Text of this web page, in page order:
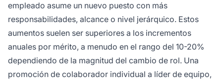
empleado asume un nuevo puesto con más
responsabilidades, alcance o nivel jerárquico. Estos
aumentos suelen ser superiores a los incrementos
anuales por mérito, a menudo en el rango del 10-20%
dependiendo de la magnitud del cambio de rol. Una
promoción de colaborador individual a líder de equipo,